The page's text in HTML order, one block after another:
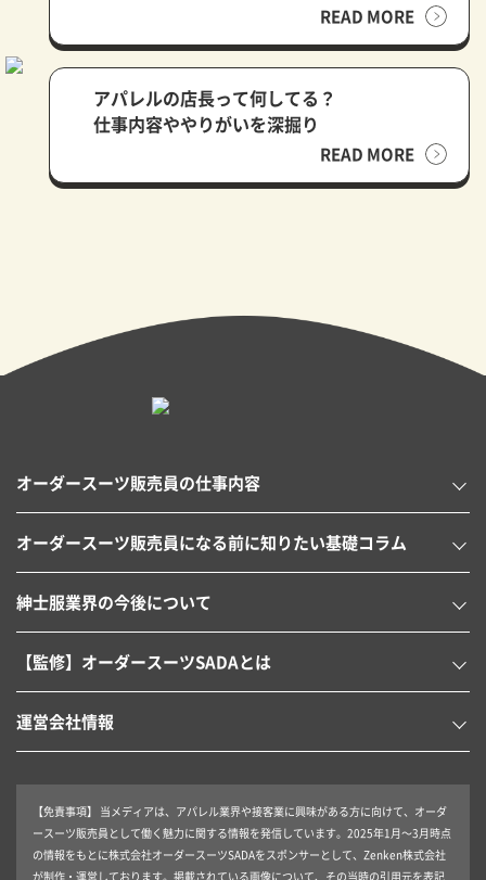
READ MORE
アパレルの店長って何してる？
仕事内容ややりがいを深掘り
READ MORE
オーダースーツ販売員の仕事内容
オーダースーツ販売員になる前に知りたい基礎コラム
紳士服業界の今後について
【監修】オーダースーツSADAとは
運営会社情報
【免責事項】 当メディアは、アパレル業界や接客業に興味がある方に向けて、オーダ
ースーツ販売員として働く魅力に関する情報を発信しています。2025年1月～3月時点
の情報をもとに株式会社オーダースーツSADAをスポンサーとして、Zenken株式会社
が制作・運営しております。掲載されている画像について、その当時の引用元を表記